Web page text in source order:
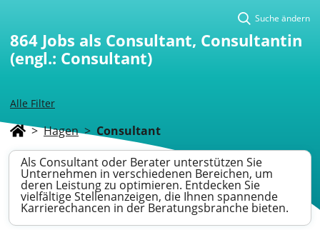
Alle Filter
Suche ändern
864 Jobs als Consultant, Consultantin
(engl.: Consultant)
> Hagen > Consultant
Als Consultant oder Berater unterstützen Sie
Unternehmen in verschiedenen Bereichen, um
deren Leistung zu optimieren. Entdecken Sie
vielfältige Stellenanzeigen, die Ihnen spannende
Karrierechancen in der Beratungsbranche bieten.